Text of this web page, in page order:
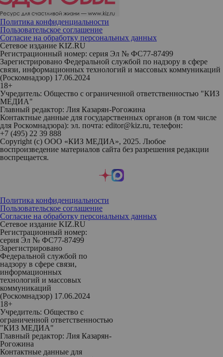
Политика конфиденциальности
Пользовательское соглашение
Согласие на обработку персональных данных
Сетевое издание KIZ.RU
Регистрационный номер: серия Эл № ФС77-87499
Зарегистрировано Федеральной службой по надзору в сфере
связи, информационных технологий и массовых коммуникаций
(Роскомнадзор) 17.06.2024
18+
Учредитель: Общество с ограниченной ответственностью "КИЗ
МЕДИА"
Главный редактор: Лия Казарян-Рогожина
Контактные данные для государственных органов (в том числе
для Роскомнадзора): эл. почта: editor@kiz.ru, телефон:
+7 (495) 22 39 888
Copyright (с) ООО «КИЗ МЕДИА», 2025. Любое
воспроизведение материалов сайта без разрешения редакции
воспрещается.
Политика конфиденциальности
Пользовательское соглашение
Согласие на обработку персональных данных
Сетевое издание KIZ.RU
Регистрационный номер:
серия Эл № ФС77-87499
Зарегистрировано
Федеральной службой по
надзору в сфере связи,
информационных
технологий и массовых
коммуникаций
(Роскомнадзор) 17.06.2024
18+
Учредитель: Общество с
ограниченной ответственностью
"КИЗ МЕДИА"
Главный редактор: Лия Казарян-
Рогожина
Контактные данные для